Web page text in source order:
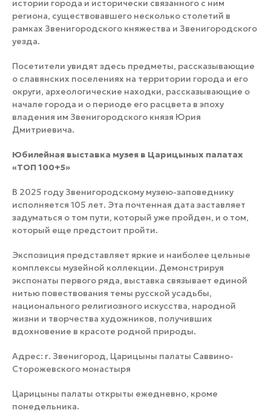
истории города и исторически связанного с ним
региона, существовавшего несколько столетий в
рамках Звенигородского княжества и Звенигородского
уезда.
Посетители увидят здесь предметы, рассказывающие
о славянских поселениях на территории города и его
округи, археологические находки, рассказывающие о
начале города и о периоде его расцвета в эпоху
владения им Звенигородского князя Юрия
Дмитриевича.
Юбилейная выставка музея в Царицыных палатах
«ТОП 100+5»
В 2025 году Звенигородскому музею-заповеднику
исполняется 105 лет. Эта почтенная дата заставляет
задуматься о том пути, который уже пройден, и о том,
который еще предстоит пройти.
Экспозиция представляет яркие и наиболее цельные
комплексы музейной коллекции. Демонстрируя
экспонаты первого ряда, выставка связывает единой
нитью повествования темы русской усадьбы,
национального религиозного искусства, народной
жизни и творчества художников, получивших
вдохновение в красоте родной природы.
Адрес: г. Звенигород, Царицыны палаты Саввино-
Сторожевского монастыря
Царицыны палаты открыты ежедневно, кроме
понедельника.